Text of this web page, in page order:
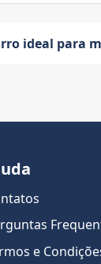
ideal para
e